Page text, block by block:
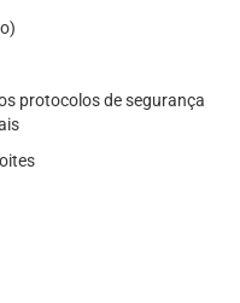
protocolos de segurança